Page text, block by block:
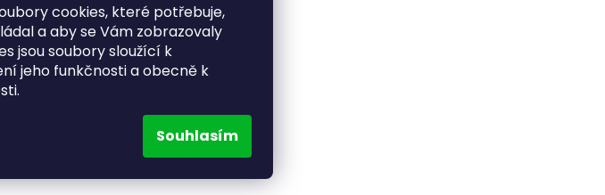
cookies, které potřebuje,
a aby se Vám zobrazovaly
jsou soubory sloužící k
jeho funkčnosti a obecně k
Souhlasím